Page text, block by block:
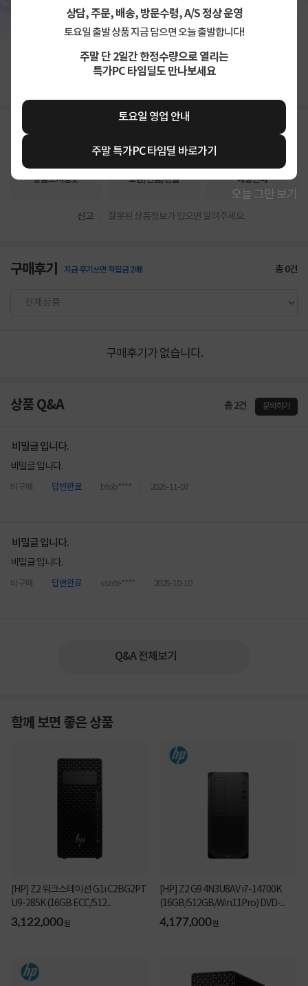
상담, 주문, 배송, 방문수령, A/S 정상 운영
토요일 출발 상품 지금 담으면 오늘 출발합니다!
주말 단 2일간 한정수량으로 열리는
특가PC 타임딜도 만나보세요
토요일 영업 안내
주말 특가PC 타임딜 바로가기
오늘 그만 보기
상세정보 펼쳐보기
상품고시정보 교환/반품/환불 배송안내
신고 잘못된 상품정보가 있으면 알려주세요.
구매후기 지금 후기쓰면 적립금 2배! 총0건
구매후기가 없습니다.
상품 Q&A 총 2건 문의하기
비밀글 입니다.
비밀글 입니다.
비구매 답변완료 btob**** 2025-11-07
비밀글 입니다.
비밀글 입니다.
비구매 답변완료 ssote**** 2025-10-10
Q&A 전체보기
함께 보면 좋은 상품
[HP] Z2 워크스테이션 G1i C2BG2PT
U9-285K (16GB ECC/512...
3,122,000원
[HP] Z2 G9 4N3U8AV i7-14700K
(16GB/512GB/Win11Pro) DVD-...
4,177,000원